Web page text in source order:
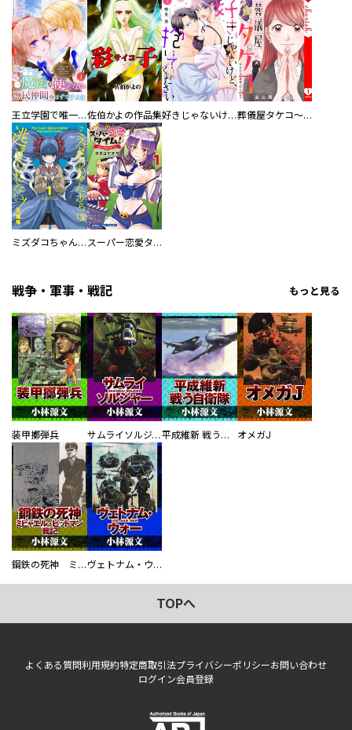
王立学園で唯一魔法が使えない庶民仲間のはずですよね～実は王子様で私を溺愛しているなんて告白はやめてください～佐伯かよの作品集 好きじゃないけど、抱いてください【電子単行本版／特典おまけ付き】 葬儀屋タケコ～あなたの最期、叶えます【電子単行本版】
ミズダコちゃんからは逃げられない！ スーパー恋愛タイム！～現場でドＳな彼女は自宅でデレる～
戦争・軍事・戦記 もっと見る
装甲擲弾兵 サムライソルジャー SAMURAI SOLDIER 平成維新 戦う自衛隊 オメガJ
鋼鉄の死神 ミヒャエル・ビットマン戦記 ヴェトナム・ウォー VIETNAM WAR
TOPへ
よくある質問利用規約特定商取引法プライバシーポリシーお問い合わせ
ログイン会員登録